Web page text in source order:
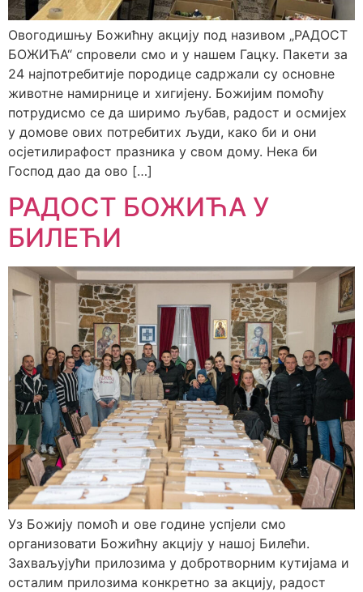
Овогодишњу Божићну акцију под називом „РАДОСТ
БОЖИЋА“ спровели смо и у нашем Гацку. Пакети за
24 најпотребитије породице садржали су основне
животне намирнице и хигијену. Божијим помоћу
потрудисмо се да ширимо љубав, радост и осмијех
у домове ових потребитих људи, како би и они
осјетилирафост празника у свом дому. Нека би
Господ дао да ово […]
РАДОСТ БОЖИЋА У
БИЛЕЋИ
Уз Божију помоћ и ове године успјели смо
организовати Божићну акцију у нашој Билећи.
Захваљујући прилозима у добротворним кутијама и
осталим прилозима конкретно за акцију, радост